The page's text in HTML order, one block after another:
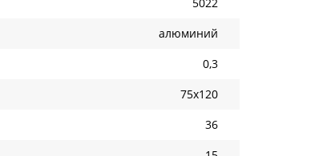
алюминий
0,3
75х120
36